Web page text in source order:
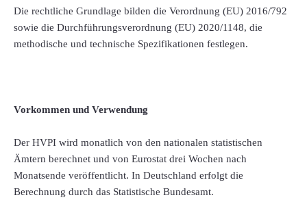
Die rechtliche Grundlage bilden die Verordnung (EU) 2016/792
sowie die Durchführungsverordnung (EU) 2020/1148, die
methodische und technische Spezifikationen festlegen.
Vorkommen und Verwendung
Der HVPI wird monatlich von den nationalen statistischen
Ämtern berechnet und von Eurostat drei Wochen nach
Monatsende veröffentlicht. In Deutschland erfolgt die
Berechnung durch das Statistische Bundesamt.